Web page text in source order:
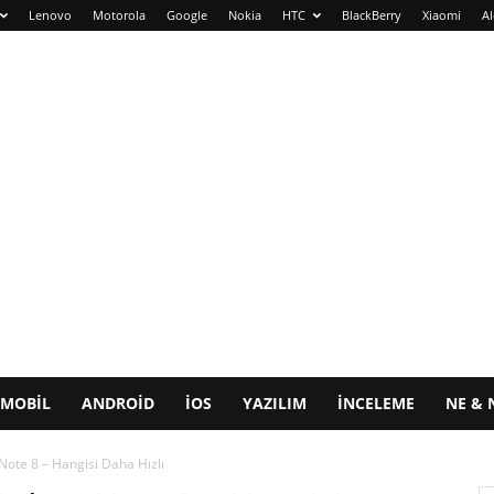
Lenovo Motorola Google Nokia HTC BlackBerry Xiaomi
MOBIL ANDROID IOS YAZILIM İNCELEME NE &
8 – Hangisi Daha Hızlı